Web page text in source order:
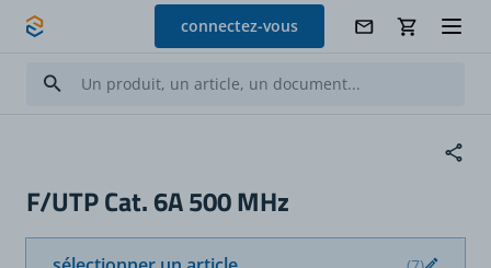
Allez au contenu
connectez-vous
F/UTP Cat. 6A 500 MHz